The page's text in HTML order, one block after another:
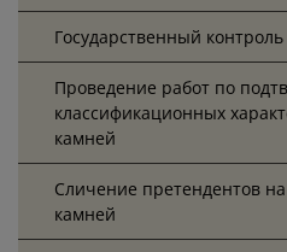
Государственный
Проведение работ по
классификационных
камней
Cличение претендентов
камней